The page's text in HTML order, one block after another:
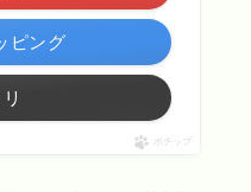
ピング
ポチップ